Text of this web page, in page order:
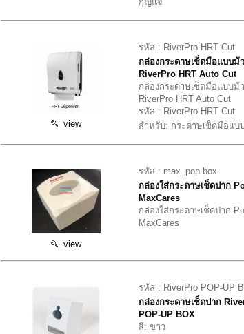
view
รหัส : RiverPro HRT Cut
กล่องกระดาษเช็ดมือแบบม้
RiverPro HRT Auto Cut
กล่องกระดาษเช็ดมือแบบม้
RiverPro HRT Auto Cut
รหัส : RiverPro HRT Cut
สำหรับ: กระดาษเช็ดมือแบ
view
รหัส : max_pop box
กล่องใส่กระดาษเช็ดปาก
MaxCares
กล่องใส่กระดาษเช็ดปาก
MaxCares
รหัส : RiverPro POP-UP
กล่องกระดาษเช็ดปาก
POP-UP BOX
สี: ขาว